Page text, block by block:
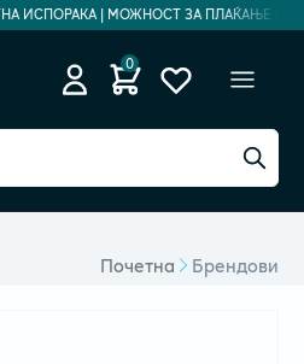
ИСПОРАКА | МОЖНОСТ ЗА ПЛАЌАЊЕ НА
0
Почетна
Брендови